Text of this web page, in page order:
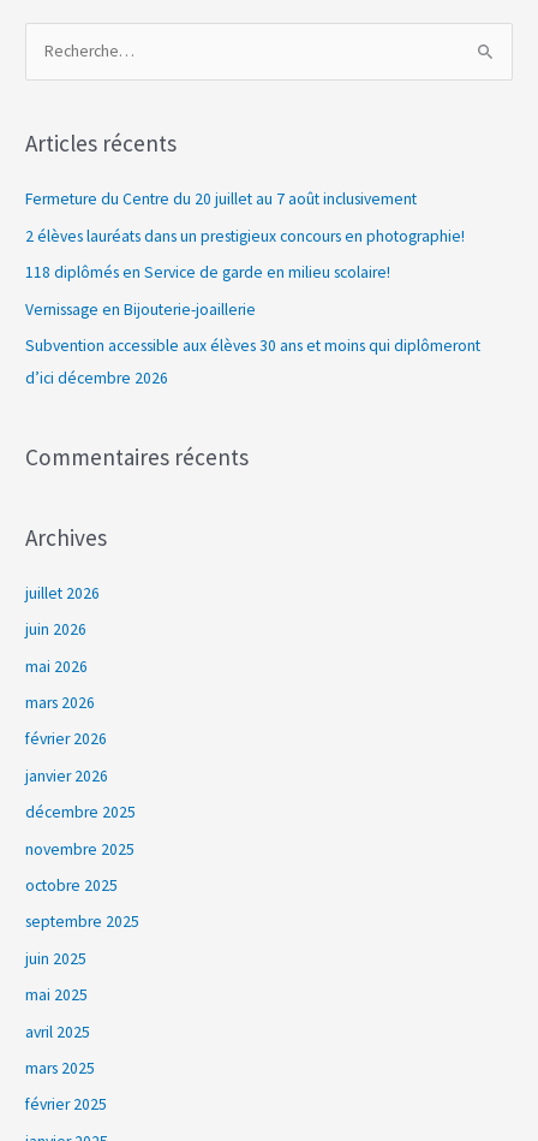
h
h
e
r
Articles récents
Fermeture du Centre du 20 juillet au 7 août inclusivement
2 élèves lauréats dans un prestigieux concours en photographie!
118 diplômés en Service de garde en milieu scolaire!
Vernissage en Bijouterie-joaillerie
Subvention accessible aux élèves 30 ans et moins qui diplômeront
d’ici décembre 2026
Commentaires récents
Archives
juillet 2026
juin 2026
mai 2026
mars 2026
février 2026
janvier 2026
décembre 2025
novembre 2025
octobre 2025
septembre 2025
juin 2025
mai 2025
avril 2025
mars 2025
février 2025